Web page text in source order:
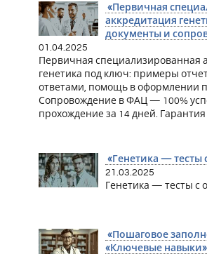
«Первичная
аккредитация
документы и
01.04.2025
Первичная специализированная
генетика под ключ: примеры
ответами, помощь в оформлении
Сопровождение в ФАЦ — 100%
прохождение за 14 дней. Гарантия
«Генетика — тесты
21.03.2025
Генетика — тесты с
«Пошаговое
«Ключевые